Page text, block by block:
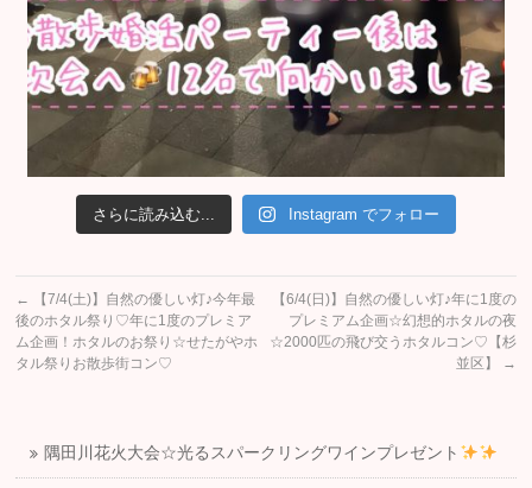
さらに読み込む... Instagram でフォロー
←
【7/4(土)】自然の優しい灯♪今年最
後のホタル祭り♡年に1度のプレミア
ム企画！ホタルのお祭り☆せたがやホ
タル祭りお散歩街コン♡
【6/4(日)】自然の優しい灯♪年に1度の
プレミアム企画☆幻想的ホタルの夜
☆2000匹の飛び交うホタルコン♡【杉
並区】
→
隅田川花火大会☆光るスパークリングワインプレゼント